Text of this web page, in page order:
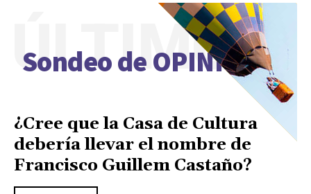
Sondeo de OPINIÓN
ÚLTIMO
¿Cree que la Casa de Cultura
debería llevar el nombre de
Francisco Guillem Castaño?